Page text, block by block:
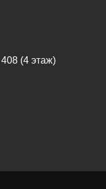
(4 этаж)